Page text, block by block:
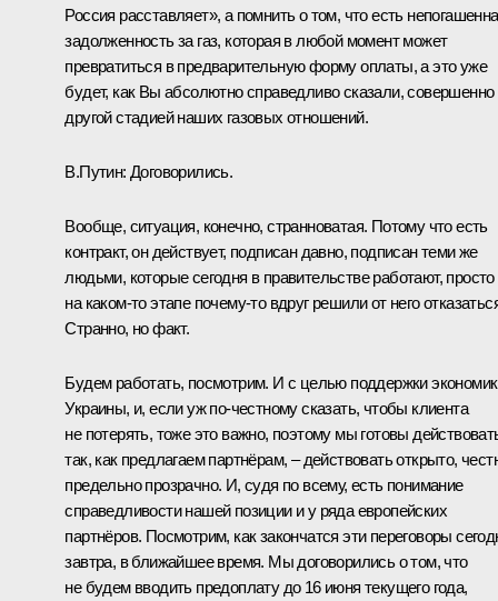
Россия расставляет», а помнить о том, что есть
задолженность за газ, которая в любой момент может
превратиться в предварительную форму оплаты, а это уже
будет, как Вы абсолютно справедливо сказали, совершенно
другой стадией наших газовых отношений.
В.Путин: Договорились.
Вообще, ситуация, конечно, странноватая. Потому что есть
контракт, он действует, подписан давно, подписан теми же
людьми, которые сегодня в правительстве работают, просто
на каком‑то этапе почему‑то вдруг решили от него
Странно, но факт.
Будем работать, посмотрим. И с целью поддержки
Украины, и, если уж по‑честному сказать, чтобы клиента
не потерять, тоже это важно, поэтому мы готовы
так, как предлагаем партнёрам, – действовать открыто,
предельно прозрачно. И, судя по всему, есть понимание
справедливости нашей позиции и у ряда европейских
партнёров. Посмотрим, как закончатся эти переговоры
завтра, в ближайшее время. Мы договорились о том, что
не будем вводить предоплату до 16 июня текущего года,